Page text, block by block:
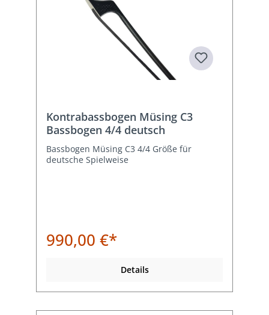
Kontrabassbogen Müsing C3
Bassbogen 4/4 deutsch
Bassbogen Müsing C3 4/4 Größe für
deutsche Spielweise
990,00 €*
Details